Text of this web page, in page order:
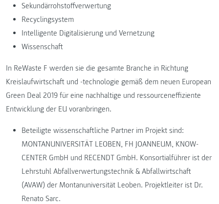
Sekundärrohstoffverwertung
Recyclingsystem
Intelligente Digitalisierung und Vernetzung
Wissenschaft
In ReWaste F werden sie die gesamte Branche in Richtung
Kreislaufwirtschaft und -technologie gemäß dem neuen European
Green Deal 2019 für eine nachhaltige und ressourceneffiziente
Entwicklung der EU voranbringen.
Beteiligte wissenschaftliche Partner im Projekt sind:
MONTANUNIVERSITÄT LEOBEN, FH JOANNEUM, KNOW-
CENTER GmbH und RECENDT GmbH. Konsortialführer ist der
Lehrstuhl Abfallverwertungstechnik & Abfallwirtschaft
(AVAW) der Montanuniversität Leoben. Projektleiter ist Dr.
Renato Sarc.